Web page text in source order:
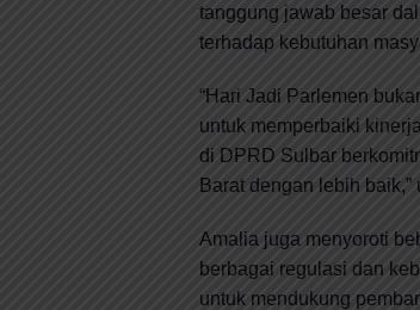
tanggung jawab besar
terhadap kebutuhan
“Hari Jadi Parlemen
untuk memperbaiki
di DPRD Sulbar
Barat dengan lebih baik,”
Amalia juga menyoroti
berbagai regulasi dan
untuk mendukung